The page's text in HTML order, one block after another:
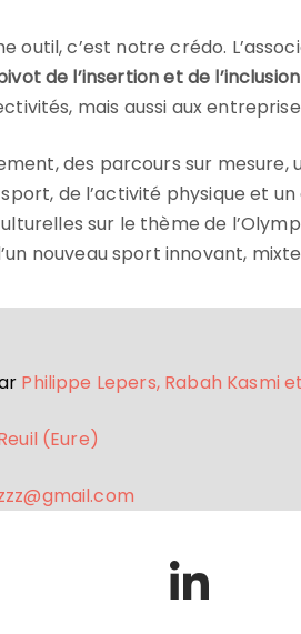
outil, c’est notre crédo.
de l’insertion et de
mais aussi aux
des parcours sur
de l’activité physique et
sur le thème de
nouveau sport innovant,
Philippe Lepers, Rabah Kasmi
(Eure)